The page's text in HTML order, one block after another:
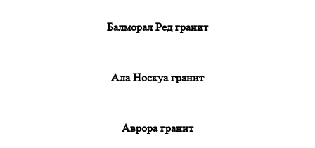
Балморал Ред гранит
Ала Носкуа гранит
Аврора гранит